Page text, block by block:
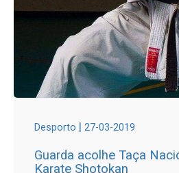
Desporto | 27-03-2019
Guarda acolhe Taça
Karate Shotokan